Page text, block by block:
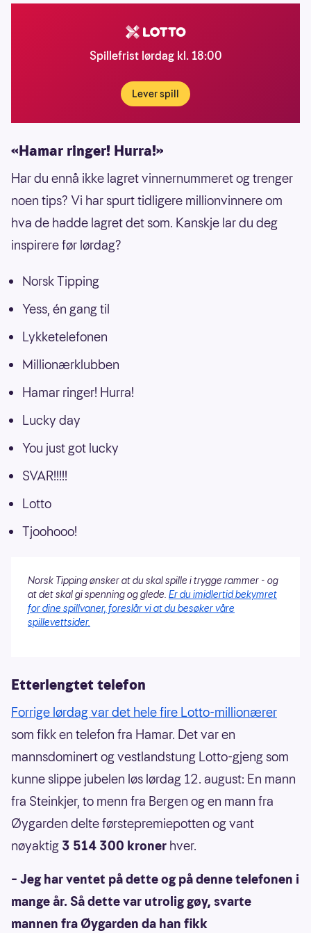
Spillefrist lørdag kl. 18:00
Lever spill
«Hamar ringer! Hurra!»
Har du ennå ikke lagret vinnernummeret og trenger
noen tips? Vi har spurt tidligere millionvinnere om
hva de hadde lagret det som. Kanskje lar du deg
inspirere før lørdag?
Norsk Tipping
Yess, én gang til
Lykketelefonen
Millionærklubben
Hamar ringer! Hurra!
Lucky day
You just got lucky
SVAR!!!!!
Lotto
Tjoohooo!
Norsk Tipping ønsker at du skal spille i trygge rammer - og
at det skal gi spenning og glede. Er du imidlertid bekymret
for dine spillvaner, foreslår vi at du besøker våre
spillevettsider.
Etterlengtet telefon
Forrige lørdag var det hele fire Lotto-millionærer
som fikk en telefon fra Hamar. Det var en
mannsdominert og vestlandstung Lotto-gjeng som
kunne slippe jubelen løs lørdag 12. august: En mann
fra Steinkjer, to menn fra Bergen og en mann fra
Øygarden delte førstepremiepotten og vant
nøyaktig 3 514 300 kroner hver.
– Jeg har ventet på dette og på denne telefonen i
mange år. Så dette var utrolig gøy, svarte
mannen fra Øygarden da han fikk